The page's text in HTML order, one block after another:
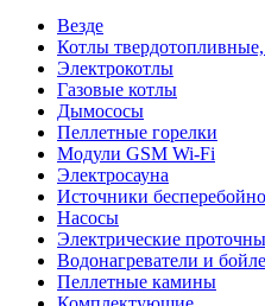
Везде
Котлы
Электрокотлы
Газовые котлы
Дымососы
Пеллетные горелки
Модули GSM Wi-Fi
Электросауна
Источники
Насосы
Электрические
Водонагреватели и
Пеллетные камины